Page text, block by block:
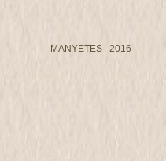
MANYETES 2016